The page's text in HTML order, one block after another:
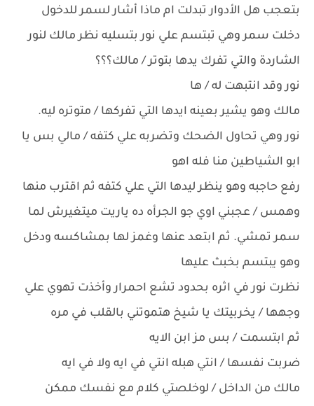
بتعجب هل الأدوار تبدلت ام ماذا أشار لسمر للدخول
دخلت سمر وهي تبتسم علي نور بتسليه نظر مالك لنور
الشاردة والتي تفرك يدها بتوتر / مالك؟؟؟
نور وقد انتبهت له / ها
مالك وهو يشير بعينه ايدها التي تفركها / متوتره ليه.
نور وهي تحاول الضحك وتضربه علي كتفه / مالي بس يا
ابو الشياطين منا فله اهو
رفع حاجبه وهو ينظر ليدها التي علي كتفه ثم اقترب منها
وهمس / عجبني اوي جو الجرأه ده ياريت ميتغيرش لما
سمر تمشي. ثم ابتعد عنها وغمز لها بمشاكسه ودخل
وهو يبتسم بخبث عليها
نظرت نور في اثره بحدود تشع احمرار وأخذت تهوي علي
وجهها / يخربيتك يا شيخ هتموتني بالقلب في مره
ثم ابتسمت / بس مز ابن الايه
ضربت نفسها / انتي هبله انتي في ايه ولا في ايه
مالك من الداخل / لوخلصتي كلام مع نفسك ممكن